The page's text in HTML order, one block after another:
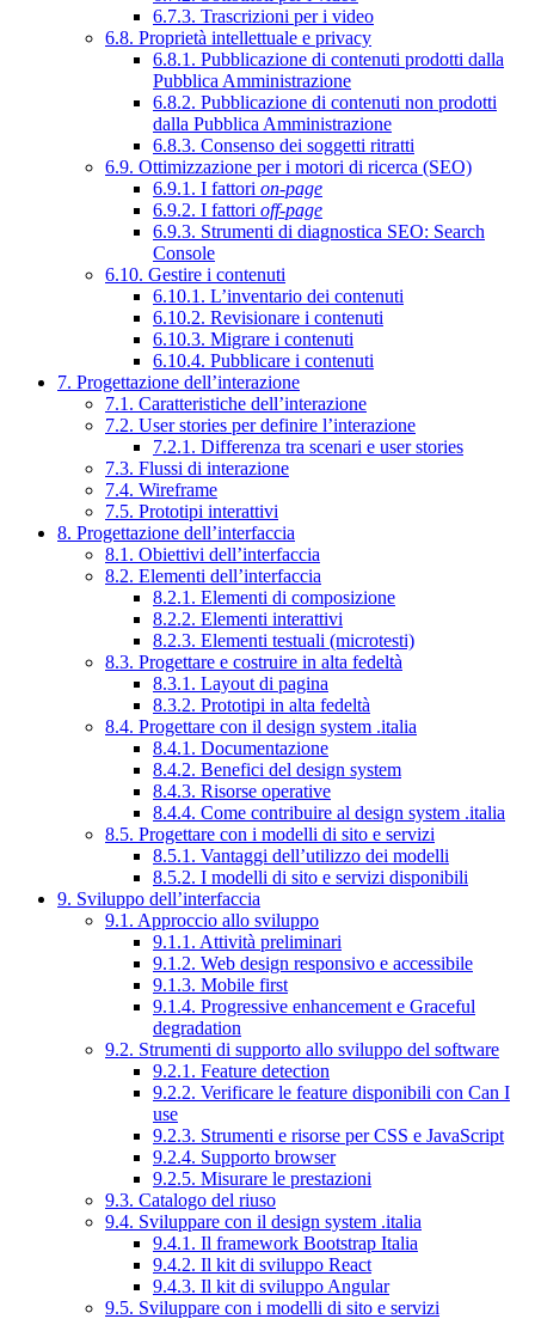
6.7.3. Trascrizioni per i video
6.8. Proprietà intellettuale e privacy
6.8.1. Pubblicazione di contenuti prodotti dalla
Pubblica Amministrazione
6.8.2. Pubblicazione di contenuti non prodotti
dalla Pubblica Amministrazione
6.8.3. Consenso dei soggetti ritratti
6.9. Ottimizzazione per i motori di ricerca (SEO)
6.9.1. I fattori on-page
6.9.2. I fattori off-page
6.9.3. Strumenti di diagnostica SEO: Search
Console
6.10. Gestire i contenuti
6.10.1. L’inventario dei contenuti
6.10.2. Revisionare i contenuti
6.10.3. Migrare i contenuti
6.10.4. Pubblicare i contenuti
7. Progettazione dell’interazione
7.1. Caratteristiche dell’interazione
7.2. User stories per definire l’interazione
7.2.1. Differenza tra scenari e user stories
7.3. Flussi di interazione
7.4. Wireframe
7.5. Prototipi interattivi
8. Progettazione dell’interfaccia
8.1. Obiettivi dell’interfaccia
8.2. Elementi dell’interfaccia
8.2.1. Elementi di composizione
8.2.2. Elementi interattivi
8.2.3. Elementi testuali (microtesti)
8.3. Progettare e costruire in alta fedeltà
8.3.1. Layout di pagina
8.3.2. Prototipi in alta fedeltà
8.4. Progettare con il design system .italia
8.4.1. Documentazione
8.4.2. Benefici del design system
8.4.3. Risorse operative
8.4.4. Come contribuire al design system .italia
8.5. Progettare con i modelli di sito e servizi
8.5.1. Vantaggi dell’utilizzo dei modelli
8.5.2. I modelli di sito e servizi disponibili
9. Sviluppo dell’interfaccia
9.1. Approccio allo sviluppo
9.1.1. Attività preliminari
9.1.2. Web design responsivo e accessibile
9.1.3. Mobile first
9.1.4. Progressive enhancement e Graceful
degradation
9.2. Strumenti di supporto allo sviluppo del software
9.2.1. Feature detection
9.2.2. Verificare le feature disponibili con Can I
use
9.2.3. Strumenti e risorse per CSS e JavaScript
9.2.4. Supporto browser
9.2.5. Misurare le prestazioni
9.3. Catalogo del riuso
9.4. Sviluppare con il design system .italia
9.4.1. Il framework Bootstrap Italia
9.4.2. Il kit di sviluppo React
9.4.3. Il kit di sviluppo Angular
9.5. Sviluppare con i modelli di sito e servizi